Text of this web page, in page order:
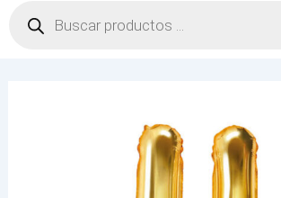
productos